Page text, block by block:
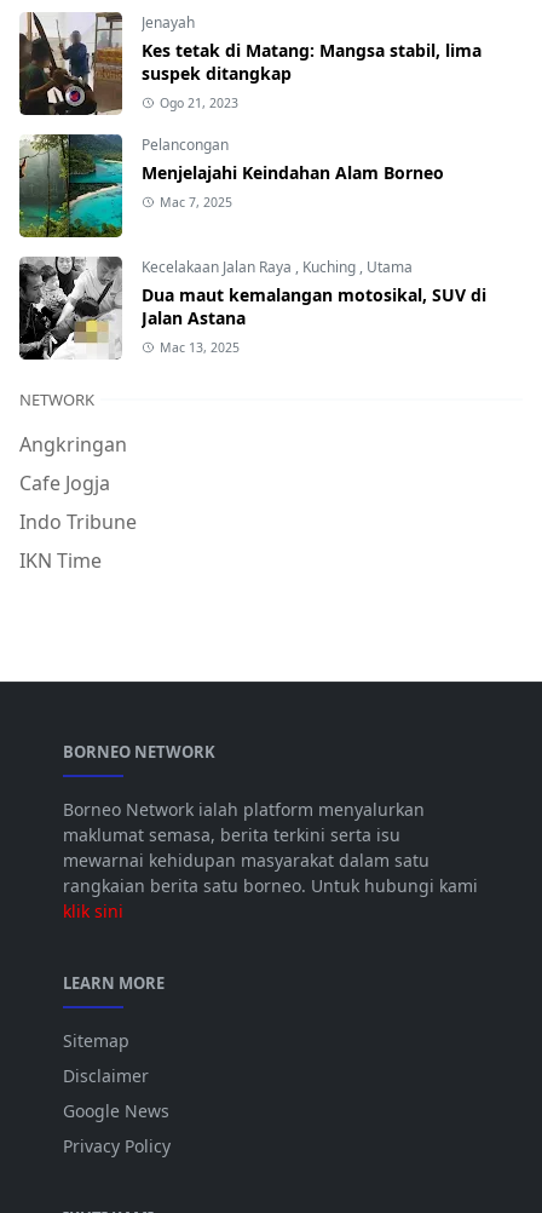
Jenayah
Kes tetak di Matang: Mangsa stabil, lima
suspek ditangkap
Ogo 21, 2023
Pelancongan
Menjelajahi Keindahan Alam Borneo
Mac 7, 2025
Kecelakaan Jalan Raya , Kuching , Utama
Dua maut kemalangan motosikal, SUV di
Jalan Astana
Mac 13, 2025
NETWORK
Angkringan
Cafe Jogja
Indo Tribune
IKN Time
BORNEO NETWORK
Borneo Network ialah platform menyalurkan
maklumat semasa, berita terkini serta isu
mewarnai kehidupan masyarakat dalam satu
rangkaian berita satu borneo. Untuk hubungi kami
klik sini
LEARN MORE
Sitemap
Disclaimer
Google News
Privacy Policy